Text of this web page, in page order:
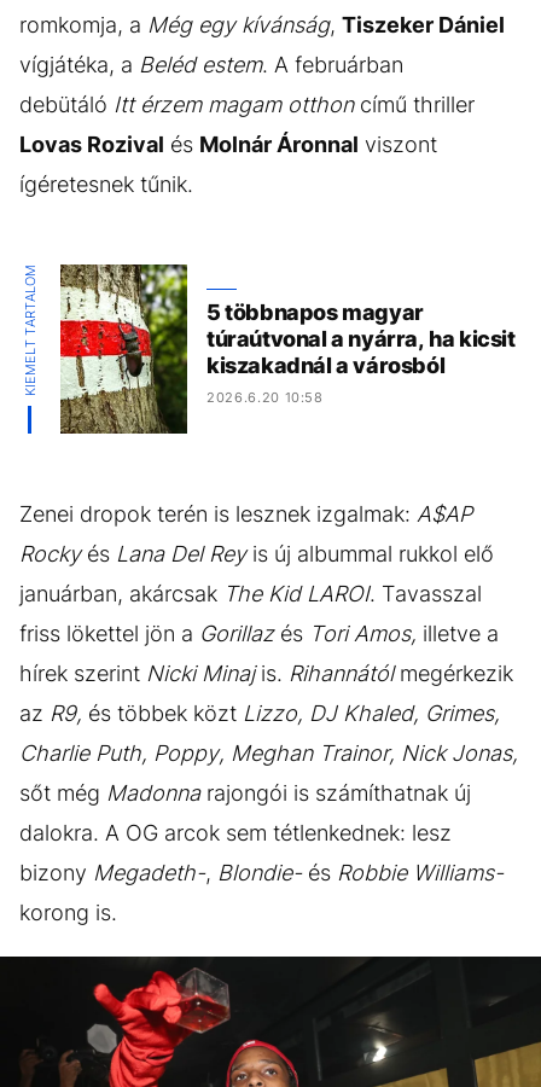
romkomja, a Még egy kívánság, Tiszeker Dániel
vígjátéka, a Beléd estem. A februárban
debütáló Itt érzem magam otthoncímű thriller
Lovas Rozival és Molnár Áronnal viszont
ígéretesnek tűnik.
KIEMELT TARTALOM
5 többnapos magyar
túraútvonal a nyárra, ha kicsit
kiszakadnál a városból
2026.6.20 10:58
Zenei dropok terén is lesznek izgalmak: A$AP
Rockyés Lana Del Reyis új albummal rukkol elő
januárban, akárcsak The Kid LAROI. Tavasszal
friss lökettel jön a Gorillazés Tori Amos, illetve a
hírek szerint Nicki Minajis. Rihannátólmegérkezik
az R9, és többek közt Lizzo, DJ Khaled, Grimes,
Charlie Puth, Poppy, Meghan Trainor, Nick Jonas,
sőt még Madonnarajongói is számíthatnak új
dalokra. A OG arcok sem tétlenkednek: lesz
bizony Megadeth-, Blondie-és Robbie Williams-
korong is.